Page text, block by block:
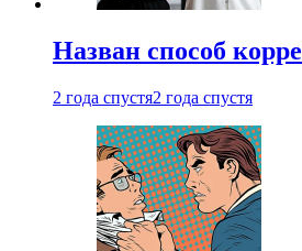
Назван способ
2 года спустя2 года спустя